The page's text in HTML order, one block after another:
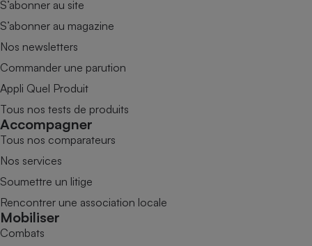
S’abonner au site
S’abonner au magazine
Nos newsletters
Commander une parution
Appli Quel Produit
Tous nos tests de produits
Accompagner
Tous nos comparateurs
Nos services
Soumettre un litige
Rencontrer une association locale
Mobiliser
Combats